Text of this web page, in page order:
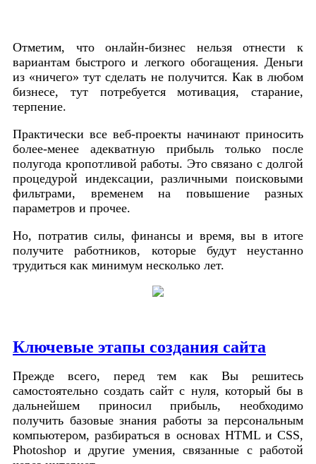
Отметим, что онлайн-бизнес нельзя отнести к
вариантам быстрого и легкого обогащения. Деньги
из «ничего» тут сделать не получится. Как в любом
бизнесе, тут потребуется мотивация, старание,
терпение.
Практически все веб-проекты начинают приносить
более-менее адекватную прибыль только после
полугода кропотливой работы. Это связано с долгой
процедурой индексации, различными поисковыми
фильтрами, временем на повышение разных
параметров и прочее.
Но, потратив силы, финансы и время, вы в итоге
получите работников, которые будут неустанно
трудиться как минимум несколько лет.
Ключевые этапы создания сайта
Прежде всего, перед тем как Вы решитесь
самостоятельно создать сайт с нуля, который бы в
дальнейшем приносил прибыль, необходимо
получить базовые знания работы за персональным
компьютером, разбираться в основах HTML и CSS,
Photoshop и другие умения, связанные с работой